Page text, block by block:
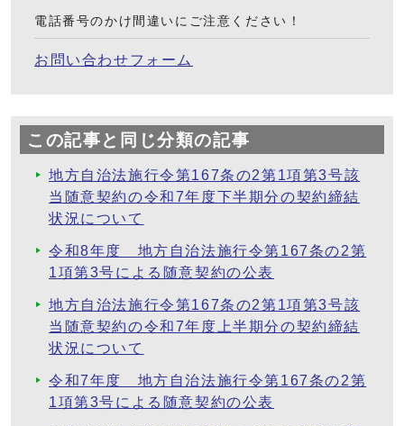
電話番号のかけ間違いにご注意ください！
お問い合わせフォーム
この記事と同じ分類の記事
地方自治法施行令第167条の2第1項第3号該
当随意契約の令和7年度下半期分の契約締結
状況について
令和8年度 地方自治法施行令第167条の2第
1項第3号による随意契約の公表
地方自治法施行令第167条の2第1項第3号該
当随意契約の令和7年度上半期分の契約締結
状況について
令和7年度 地方自治法施行令第167条の2第
1項第3号による随意契約の公表